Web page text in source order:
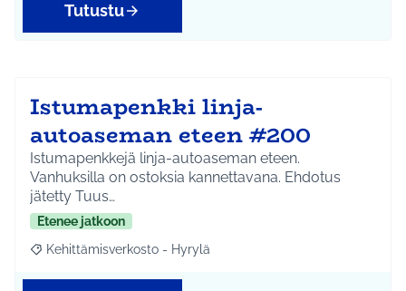
Tutustu
Istumapenkki linja-
autoaseman eteen #200
Istumapenkkejä linja-autoaseman eteen.
Vanhuksilla on ostoksia kannettavana. Ehdotus
jätetty Tuus…
Etenee jatkoon
Rajaa tulokset aihepiirin mukaan: Kehittämisverkosto - Hyrylä
Kehittämisverkosto - Hyrylä